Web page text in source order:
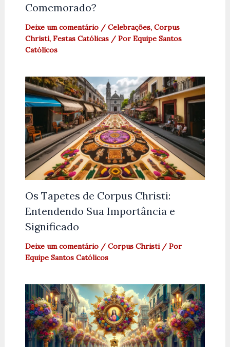
Comemorado?
Deixe um comentário / Celebrações, Corpus
Christi, Festas Católicas/ Por Equipe Santos
Católicos
Os Tapetes de Corpus Christi:
Entendendo Sua Importância e
Significado
Deixe um comentário / Corpus Christi/ Por
Equipe Santos Católicos